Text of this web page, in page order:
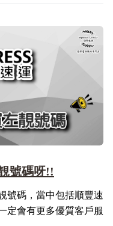
號碼呀!!
號碼，當中包括順豐速
定會有更多優質客戶服